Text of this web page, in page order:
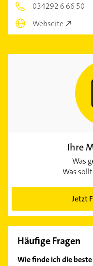
034292 6 66 50
Webseite
Ihre
Was
Was
Jetzt
Häufige Fragen
Wie finde ich die